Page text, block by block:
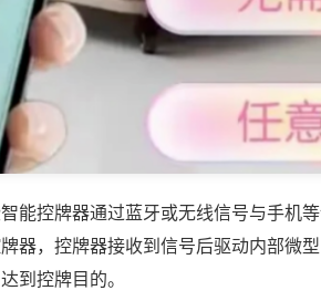
能控牌器通过蓝牙或无线信号与手机
器，控牌器接收到信号后驱动内部微
到控牌目的。